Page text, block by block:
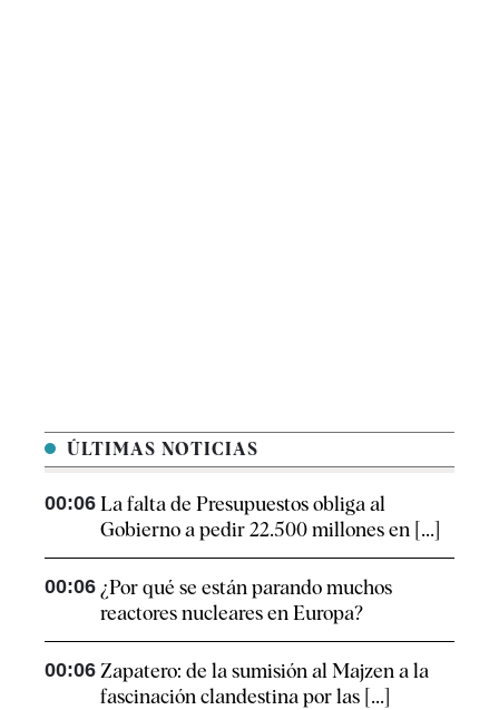
ÚLTIMAS NOTICIAS
00:06 La falta de Presupuestos obliga al
Gobierno a pedir 22.500 millones en [...]
00:06 ¿Por qué se están parando muchos
reactores nucleares en Europa?
00:06 Zapatero: de la sumisión al Majzen a la
fascinación clandestina por las [...]